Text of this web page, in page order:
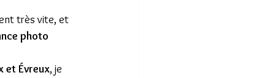
très vite, et
photo
et Évreux, je